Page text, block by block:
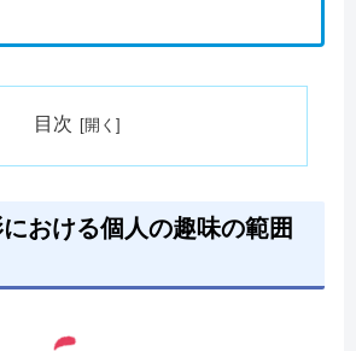
目次
おける個人の趣味の範囲